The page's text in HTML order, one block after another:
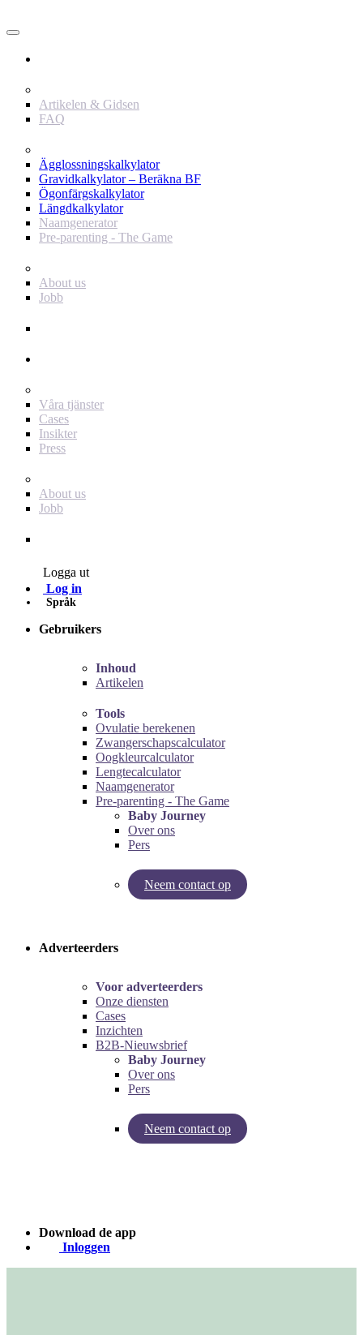
Artikelen & Gidsen
FAQ
Ägglossningskalkylator
Gravidkalkylator – Beräkna BF
Ögonfärgskalkylator
Längdkalkylator
Naamgenerator
Pre-parenting - The Game
About us
Jobb
Våra tjänster
Cases
Insikter
Press
About us
Jobb
Logga ut
Log in
Språk
Gebruikers
Inhoud
Artikelen
Tools
Ovulatie berekenen
Zwangerschapscalculator
Oogkleurcalculator
Lengtecalculator
Naamgenerator
Pre-parenting - The Game
Baby Journey
Over ons
Pers
Neem contact op
Try our pregnancy calculator!
Adverteerders
Voor adverteerders
Onze diensten
Cases
Inzichten
B2B-Nieuwsbrief
Baby Journey
Over ons
Pers
Neem contact op
Inzichten van Baby Journey
Download de app
Inloggen